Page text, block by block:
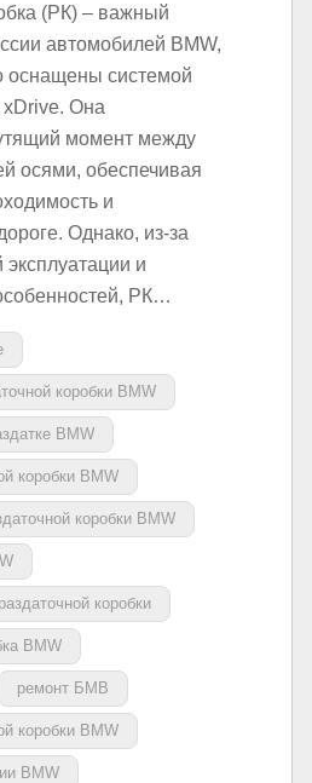
(РК) – важный
автомобилей BMW,
оснащены системой
xDrive. Она
момент между
осями, обеспечивая
и
Однако, из-за
и
РК…
коробки BMW
BMW
коробки BMW
коробки BMW
коробки
BMW
ремонт БМВ
коробки BMW
BMW